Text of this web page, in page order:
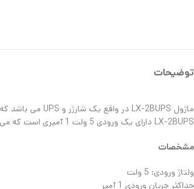
توضیحات
LX-2BUPS دارای یک ورودی 5 ولت 1 آمپری است که می توانید علاوه بر ورودی USB Type-C از پد های موجود لحیم کاری نیز انجام دهید .
مشخصات
ولتاژ ورودی: 5 ولت
حداکثر جریان ورودی 1 آمپر